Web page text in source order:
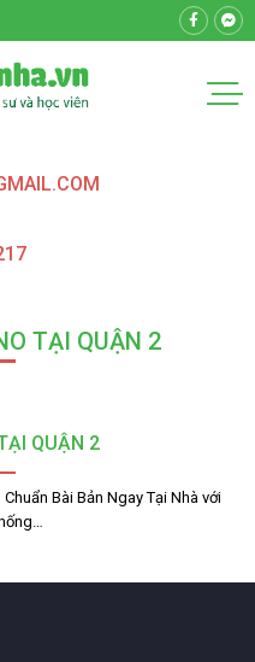
TẠI QUẬN 2
QUẬN 2
Bài Bản Ngay Tại Nhà với